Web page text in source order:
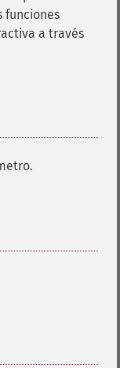
funciones
a través